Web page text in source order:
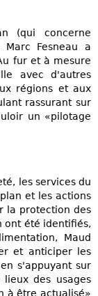
(qui concerne
Fesneau a
fur et à mesure
avec d'autres
régions et aux
rassurant sur
un «pilotage
les services du
et les actions
la protection des
ont été identifiés,
Maud
et anticiper les
s'appuyant sur
des usages
à être actualisé»